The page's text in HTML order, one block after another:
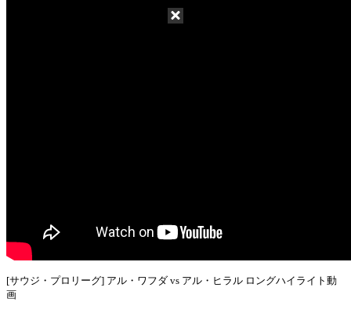
[サウジ・プロリーグ] アル・ワフダ vs アル・ヒラル ロングハイライト動
画